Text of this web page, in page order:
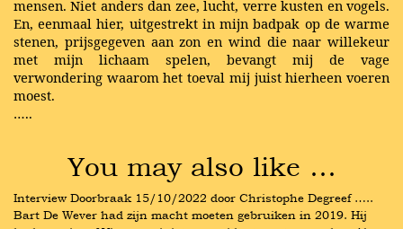
mensen. Niet anders dan zee, lucht, verre kusten en vogels.
En, eenmaal hier, uitgestrekt in mijn badpak op de warme
stenen, prijsgegeven aan zon en wind die naar willekeur
met mijn lichaam spelen, bevangt mij de vage
verwondering waarom het toeval mij juist hierheen voeren
moest.
…..
You may also like …
Interview Doorbraak 15/10/2022 door Christophe Degreef …..
Bart De Wever had zijn macht moeten gebruiken in 2019. Hij